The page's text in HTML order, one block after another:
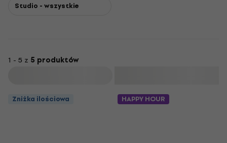
Studio - wszystkie
1 - 5 z 5 produktów
Zniżka ilościowa HAPPY HOUR